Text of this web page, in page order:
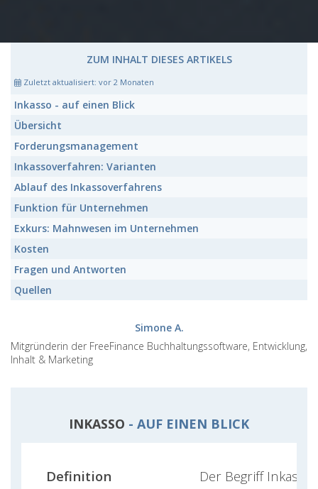
ZUM INHALT DIESES ARTIKELS
Zuletzt aktualisiert: vor 2 Monaten
Inkasso - auf einen Blick
Übersicht
Forderungsmanagement
Inkassoverfahren: Varianten
Ablauf des Inkassoverfahrens
Funktion für Unternehmen
Exkurs: Mahnwesen im Unternehmen
Kosten
Fragen und Antworten
Quellen
Simone A.
Mitgründerin der FreeFinance Buchhaltungssoftware, Entwicklung,
Inhalt & Marketing
INKASSO - AUF EINEN BLICK
Definition
Der Begriff